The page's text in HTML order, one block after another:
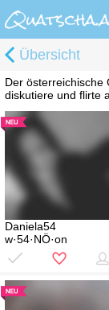
Übersicht
Der österreichische
diskutiere und flirte
Daniela54
w·54·NÖ·on